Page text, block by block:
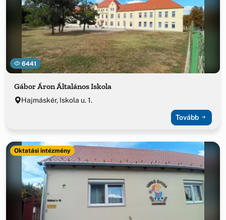
6441
Gábor Áron Általános Iskola
Hajmáskér, Iskola u. 1.
Tovább
Oktatási intézmény